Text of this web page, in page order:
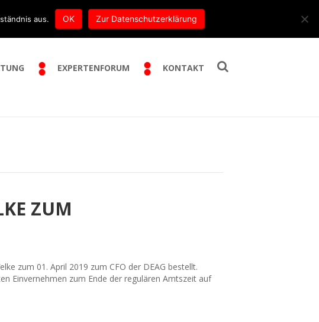
E-Mail:info@trippe-beratung.de
EXPERTENFORUM KONTAKT
ZUM
zum 01. April 2019 zum CFO der DEAG bestellt.
Einvernehmen zum Ende der regulären Amtszeit auf
aus. OK Zur Datenschutzerklärung